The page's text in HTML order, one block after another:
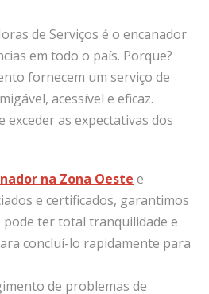
de Serviços é o encanador
em todo o país. Porque?
fornecem um serviço de
acessível e eficaz.
exceder as expectativas dos
na Zona Oeste e
e certificados, garantimos
pode ter total tranquilidade e
concluí-lo rapidamente para
de problemas de